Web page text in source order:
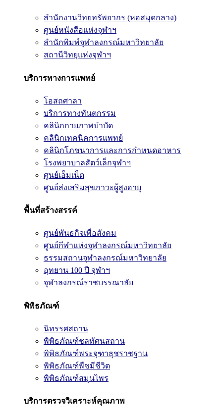
สำนักงานวิทยทรัพยากร (หอสมุดกลาง)
ศูนย์หนังสือแห่งจุฬาฯ
สำนักพิมพ์จุฬาลงกรณ์มหาวิทยาลัย
สถานีวิทยุแห่งจุฬาฯ
บริการทางการแพทย์
โอสถศาลา
บริการทางทันตกรรม
คลินิกกายภาพบำบัด
คลินิกเทคนิคการแพทย์
คลินิกโภชนาการและการกำหนดอาหาร
โรงพยาบาลสัตว์เล็กจุฬาฯ
ศูนย์เอ็มเน็ต
ศูนย์ส่งเสริมสุขภาวะผู้สูงอายุ
พื้นที่สร้างสรรค์
ศูนย์พันธกิจเพื่อสังคม
ศูนย์กีฬาแห่งจุฬาลงกรณ์มหาวิทยาลัย
ธรรมสถานจุฬาลงกรณ์มหาวิทยาลัย
อุทยาน 100 ปี จุฬาฯ
จุฬาลงกรณ์ราชบรรณาลัย
พิพิธภัณฑ์
นิทรรศสถาน
พิพิธภัณฑ์ชลทัศนสถาน
พิพิธภัณฑ์พระจุฑาธุชราชฐาน
พิพิธภัณฑ์พืชมีชีวิต
พิพิธภัณฑ์สมุนไพร
บริการตรวจวิเคราะห์คุณภาพ